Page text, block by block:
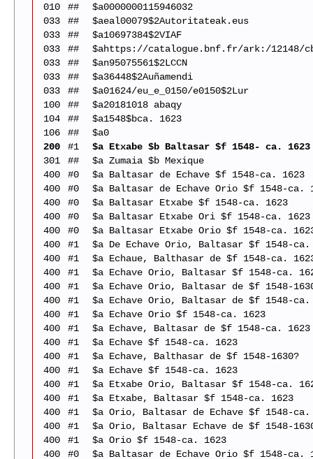
010
##
$a0000000115946032
033
##
$aeal00079$2Autoritateak.eus
033
##
$a10697384$2VIAF
033
##
$ahttps://catalogue.bnf.fr/ark:/12148/
033
##
$an95075561$2LCCN
033
##
$a36448$2Auñamendi
033
##
$a01624/eu_e_0150/e0150$2Lur
100
##
$a20181018 abaqy
104
##
$a1548$bca. 1623
106
##
$a0
200
#1
$a Etxabe $b Baltasar $f 1548- ca. 1623
301
##
$a Zumaia $b Mexique
400
#0
$a Baltasar de Echave $f 1548-ca. 1623
400
#0
$a Baltasar de Echave Orio $f 1548-ca.
400
#0
$a Baltasar Etxabe $f 1548-ca. 1623
400
#0
$a Baltasar Etxabe Ori $f 1548-ca. 1623
400
#0
$a Baltasar Etxabe Orio $f 1548-ca.
400
#1
$a De Echave Orio, Baltasar $f 1548-ca.
400
#1
$a Echaue, Balthasar de $f 1548-ca.
400
#1
$a Echave Orio, Baltasar $f 1548-ca.
400
#1
$a Echave Orio, Baltasar de $f 1548-
400
#1
$a Echave Orio, Baltasar de $f 1548-ca.
400
#1
$a Echave Orio $f 1548-ca. 1623
400
#1
$a Echave, Baltasar de $f 1548-ca. 1623
400
#1
$a Echave $f 1548-ca. 1623
400
#1
$a Echave, Balthasar de $f 1548-1630?
400
#1
$a Echave $f 1548-ca. 1623
400
#1
$a Etxabe Orio, Baltasar $f 1548-ca.
400
#1
$a Etxabe, Baltasar $f 1548-ca. 1623
400
#1
$a Orio, Baltasar de Echave $f 1548-ca.
400
#1
$a Orio, Baltasar Echave de $f 1548-
400
#1
$a Orio $f 1548-ca. 1623
400
#0
$a Baltasar de Echave Orio $f 1548-ca.